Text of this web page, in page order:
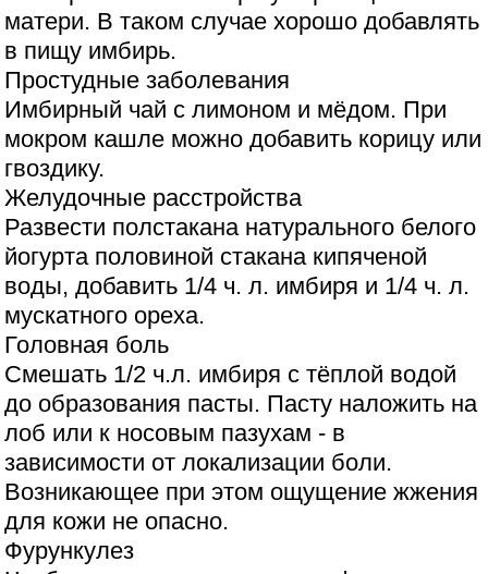
матери. В таком случае хорошо добавлять
в пищу имбирь.
Простудные заболевания
Имбирный чай с лимоном и мёдом. При
мокром кашле можно добавить корицу или
гвоздику.
Желудочные расстройства
Развести полстакана натурального белого
йогурта половиной стакана кипяченой
воды, добавить 1/4 ч. л. имбиря и 1/4 ч. л.
мускатного ореха.
Головная боль
Смешать 1/2 ч.л. имбиря с тёплой водой
до образования пасты. Пасту наложить на
лоб или к носовым пазухам - в
зависимости от локализации боли.
Возникающее при этом ощущение жжения
для кожи не опасно.
Фурункулез